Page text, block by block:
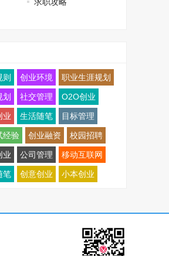
则 创业环境 职业生涯规划
划 社交管理 O2O创业
业 生活随笔 目标管理
经验 创业融资 校园招聘
业 公司管理 移动互联网
笔 创意创业 小本创业